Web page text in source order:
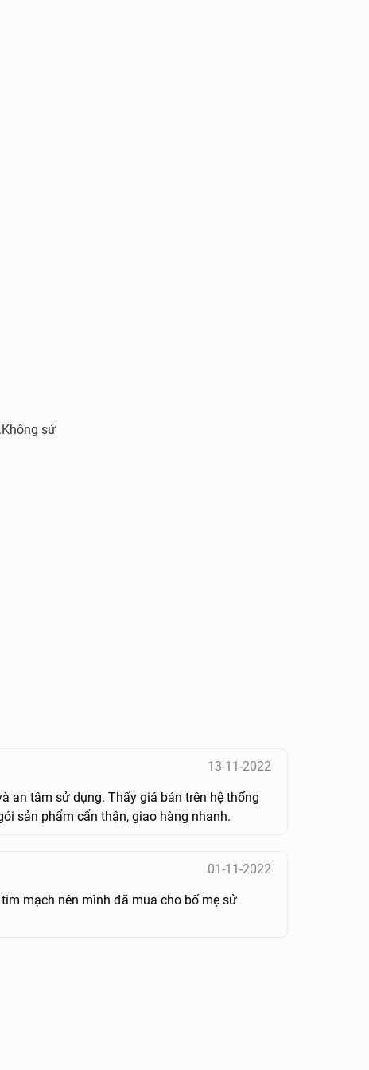
thành
chất
trì trái
Không sử
13-11-2022
an tâm sử dụng. Thấy giá bán trên hệ thống
sản phẩm cẩn thận, giao hàng nhanh.
01-11-2022
mạch nên mình đã mua cho bố mẹ sử